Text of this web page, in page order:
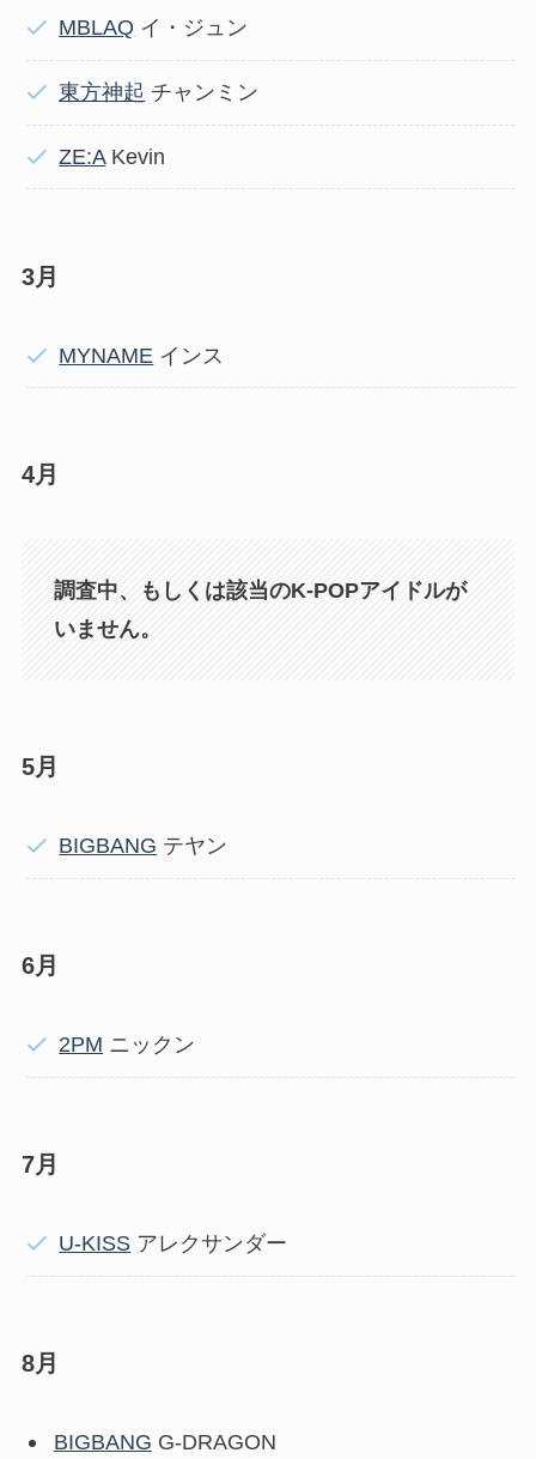
MBLAQ イ・ジュン
東方神起 チャンミン
ZE:AKevin
3月
MYNAME インス
4月
調査中、もしくは該当のK-POPアイドルが
いません。
5月
BIGBANG テヤン
6月
2PM ニックン
7月
U-KISS アレクサンダー
8月
BIGBANG G-DRAGON